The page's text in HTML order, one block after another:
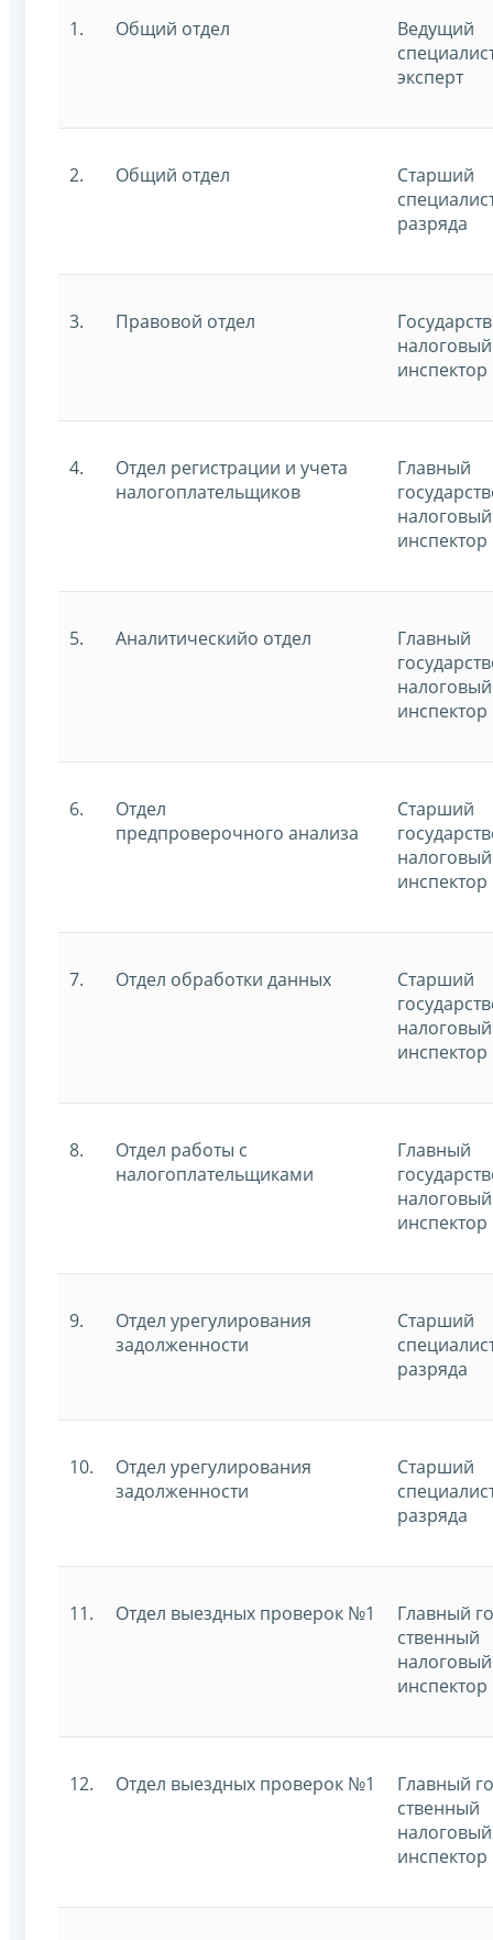
1. Общий отдел
Ведущий
эксперт
2. Общий отдел
Старший
разряда
3. Правовой отдел
налоговый
инспектор
4.
Отдел регистрации и учета
налогоплательщиков
Главный
налоговый
инспектор
5. Аналитическийо отдел
Главный
налоговый
инспектор
6.
Отдел
предпроверочного анализа
Старший
налоговый
инспектор
7. Отдел обработки данных
Старший
налоговый
инспектор
8.
Отдел работы с
налогоплательщиками
Главный
налоговый
инспектор
9.
Отдел урегулирования
задолженности
Старший
разряда
10.
Отдел урегулирования
задолженности
Старший
разряда
11. Отдел выездных проверок №1
Главный
ственный
налоговый
инспектор
12. Отдел выездных проверок №1
Главный
ственный
налоговый
инспектор